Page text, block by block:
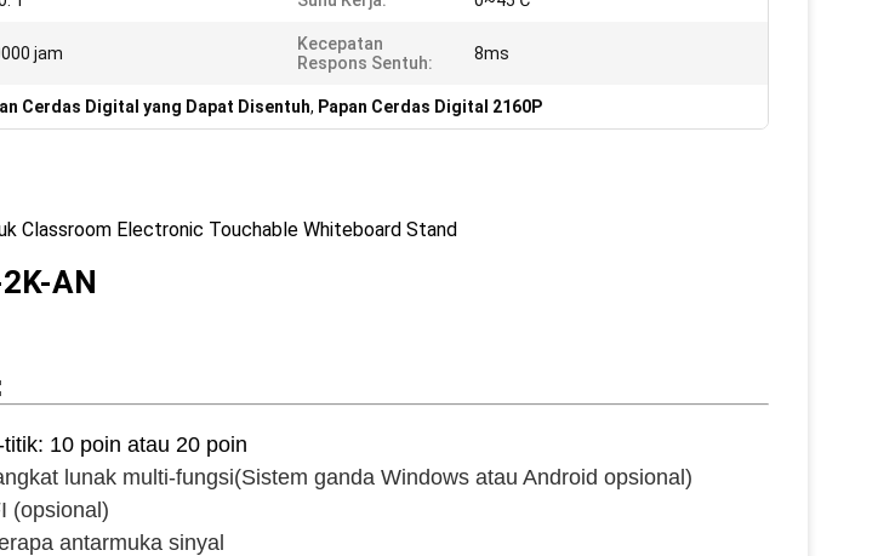
jam
Kecepatan
Respons Sentuh:
8ms
Cerdas Digital yang Dapat Disentuh, Papan Cerdas Digital 2160P
Classroom Electronic Touchable Whiteboard Stand
AN
10 poin atau 20 poin
lunak multi-fungsi(Sistem ganda Windows atau Android opsional)
(opsional)
antarmuka sinyal